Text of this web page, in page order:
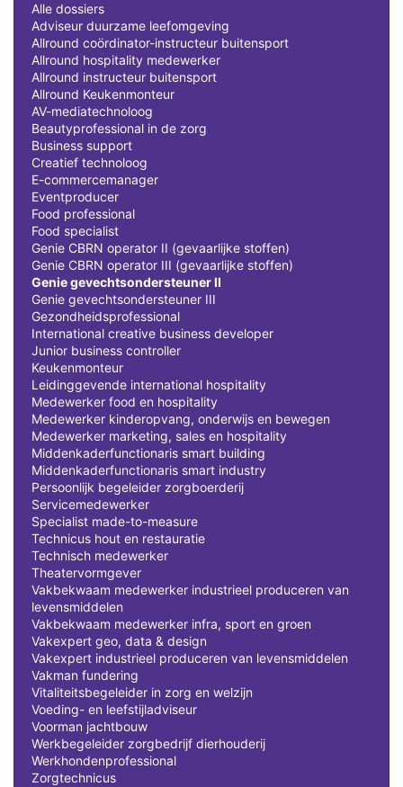
Alle dossiers
Adviseur duurzame leefomgeving
Allround coördinator-instructeur buitensport
Allround hospitality medewerker
Allround instructeur buitensport
Allround Keukenmonteur
AV-mediatechnoloog
Beautyprofessional in de zorg
Business support
Creatief technoloog
E-commercemanager
Eventproducer
Food professional
Food specialist
Genie CBRN operator II (gevaarlijke stoffen)
Genie CBRN operator III (gevaarlijke stoffen)
Genie gevechtsondersteuner II
Genie gevechtsondersteuner III
Gezondheidsprofessional
International creative business developer
Junior business controller
Keukenmonteur
Leidinggevende international hospitality
Medewerker food en hospitality
Medewerker kinderopvang, onderwijs en bewegen
Medewerker marketing, sales en hospitality
Middenkaderfunctionaris smart building
Middenkaderfunctionaris smart industry
Persoonlijk begeleider zorgboerderij
Servicemedewerker
Specialist made-to-measure
Technicus hout en restauratie
Technisch medewerker
Theatervormgever
Vakbekwaam medewerker industrieel produceren van
levensmiddelen
Vakbekwaam medewerker infra, sport en groen
Vakexpert geo, data & design
Vakexpert industrieel produceren van levensmiddelen
Vakman fundering
Vitaliteitsbegeleider in zorg en welzijn
Voeding- en leefstijladviseur
Voorman jachtbouw
Werkbegeleider zorgbedrijf dierhouderij
Werkhondenprofessional
Zorgtechnicus